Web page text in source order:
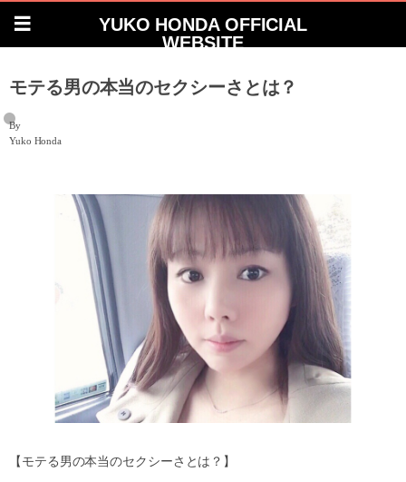
YUKO HONDA OFFICIAL
WEBSITE
モテる男の本当のセクシーさとは？
By
Yuko Honda
【モテる男の本当のセクシーさとは？】